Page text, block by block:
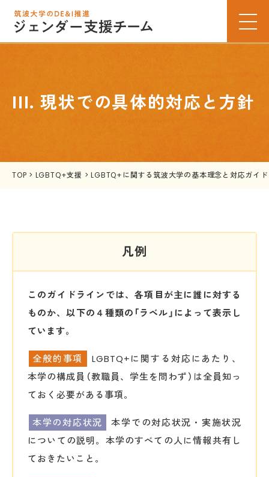
III. 現状での具体的対応と方針
TOP > LGBTQ+支援 >LGBTQ+に関する筑波大学の基本理念と対応ガイ
凡例
このガイドラインでは、各項目が主に誰に対する
ものか、以下の４種類の「ラベル」によって表示し
ています。
全般的事項
LGBTQ+に関する対応にあたり、
本学の構成員（教職員、学生を問わず）は全員知っ
ておく必要がある事項。
本学の対応状況
本学での対応状況・実施状況
についての説明。本学のすべての人に情報共有し
ておきたいこと。